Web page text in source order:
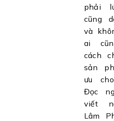
phải
cũng
và
ai
cách
sản
ưu
Đọc
viết
Lâm